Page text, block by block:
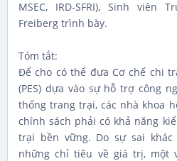
MSEC, IRD-SFRI), Sinh viên
Freiberg trình bày.
Tóm tắt:
Để cho có thể đưa Cơ chế chi
(PES) dựa vào sự hỗ trợ công
thống trang trại, các nhà khoa
chính sách phải có khả năng
trại bền vững. Do sự sai
những chỉ tiêu về giá trị, một